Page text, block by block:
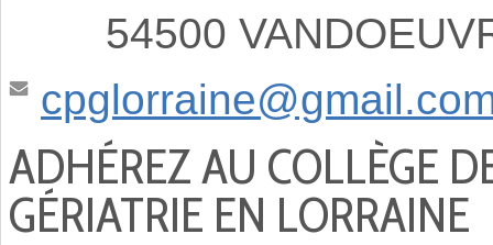
54500
ADHÉREZ AU COLLÈGE
GÉRIATRIE EN LORRAINE